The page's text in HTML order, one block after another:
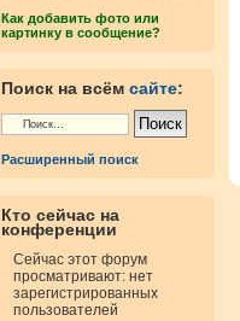
Как добавить фото или
картинку в сообщение?
Поиск на всём сайте:
Расширенный поиск
Кто сейчас на
конференции
Сейчас этот форум
просматривают: нет
зарегистрированных
пользователей